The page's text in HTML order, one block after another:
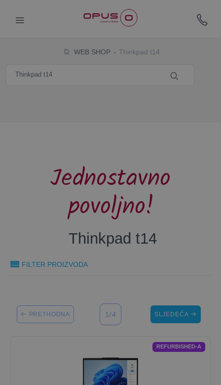
WEB SHOP Thinkpad t14
Jednostavno
povoljno!
Thinkpad t14
FILTER PROIZVODA
PRETHODNA 1/4 SLJEDEĆA
REFURBISHED-A